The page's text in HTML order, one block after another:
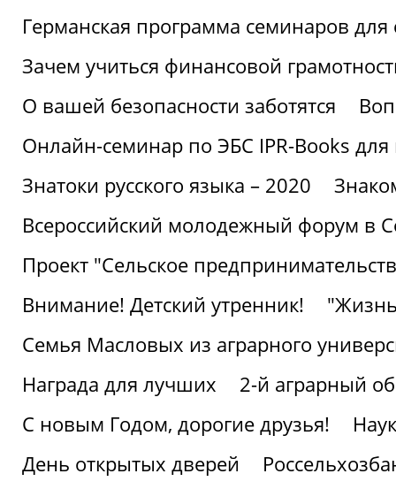
Германская программа семинаров для
Зачем учиться финансовой
О вашей безопасности заботятся
Онлайн-семинар по ЭБС IPR-Books для
Знатоки русского языка – 2020
Всероссийский молодежный форум в
Проект "Сельское
Внимание! Детский утренник!
Семья Масловых из аграрного
Награда для лучших
2-й аграрный
С новым Годом, дорогие друзья!
День открытых дверей